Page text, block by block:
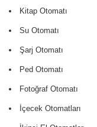
Kitap Otomatı
Su Otomatı
Şarj Otomatı
Ped Otomatı
Fotoğraf Otomatı
İçecek Otomatları